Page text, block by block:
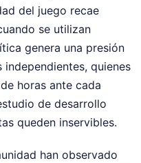
del juego recae
se utilizan
genera una presión
quienes
horas ante cada
de desarrollo
queden inservibles.
han observado